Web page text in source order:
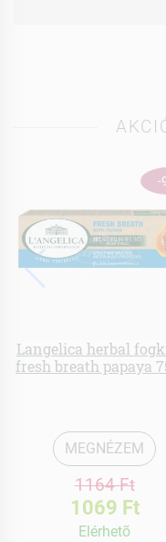
-
Langelica herbal
fresh breath papaya
MEGNÉZEM
1164 Ft
1069 Ft
Elérhetõ